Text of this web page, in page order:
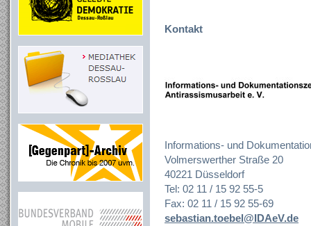
Kontakt
Informations- und
Volmerswerther Straße 20
40221 Düsseldorf
Tel: 02 11 / 15 92 55-5
Fax: 02 11 / 15 92 55-69
sebastian.toebel@IDAeV.de